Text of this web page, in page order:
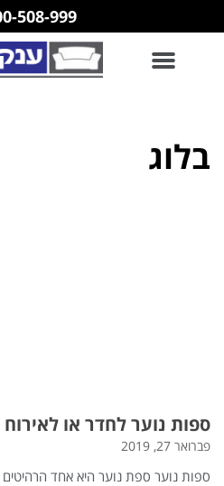
508-999
בלוג
ספות נוער לחדר או לאירוח
פברואר 27, 2019
ספות נוער ספת נוער היא אחד